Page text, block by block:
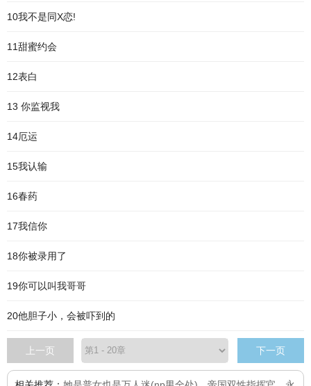
10我不是同X恋!
11甜蜜约会
12表白
13 你监视我
14厄运
15我认输
16春药
17我信你
18你被录用了
19你可以叫我哥哥
20他胆子小，会被吓到的
上一页 下一页